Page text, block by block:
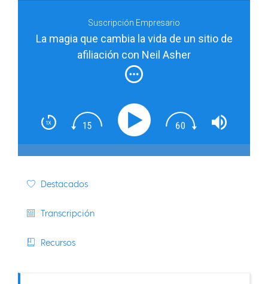
Suscripción Empresario
La magia que cambia la vida de un sitio de
afiliación con Neil Asher
Destacados
Transcripción
Recursos